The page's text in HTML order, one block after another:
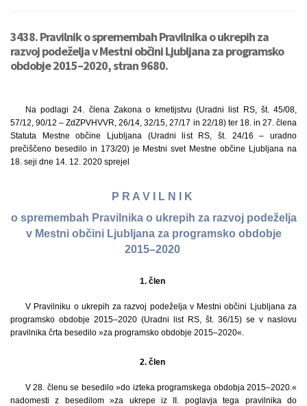
3438. Pravilnik o spremembah Pravilnika o ukrepih za
razvoj podeželja v Mestni občini Ljubljana za programsko
obdobje 2015–2020, stran 9680.
Na podlagi 24. člena Zakona o kmetijstvu (Uradni list RS, št. 45/08,
57/12, 90/12 – ZdZPVHVVR, 26/14, 32/15, 27/17 in 22/18) ter 18. in 27. člena
Statuta Mestne občine Ljubljana (Uradni list RS, št. 24/16 – uradno
prečiščeno besedilo in 173/20) je Mestni svet Mestne občine Ljubljana na
18. seji dne 14. 12. 2020 sprejel
P R A V I L N I K
o spremembah Pravilnika o ukrepih za razvoj podeželja
v Mestni občini Ljubljana za programsko obdobje
2015–2020
1. člen
V Pravilniku o ukrepih za razvoj podeželja v Mestni občini Ljubljana za
programsko obdobje 2015–2020 (Uradni list RS, št. 36/15) se v naslovu
pravilnika črta besedilo »za programsko obdobje 2015–2020«.
2. člen
V 28. členu se besedilo »do izteka programskega obdobja 2015–2020.«
nadomesti z besedilom »za ukrepe iz II. poglavja tega pravilnika do